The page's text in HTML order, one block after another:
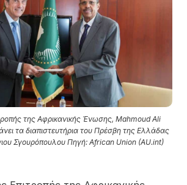
της Αφρικανικής Ένωσης, Mahmoud Ali
τα διαπιστευτήρια του Πρέσβη της Ελλάδας
Σγουρόπουλου Πηγή: African Union (AU.int)